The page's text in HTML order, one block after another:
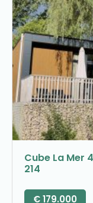
Cube La Mer
214
€179.000